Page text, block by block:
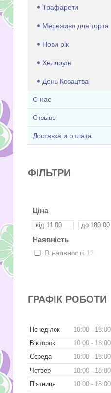
Трафарети
Мереживо для торта
Нови рік
Хеллоуїн
День Козацтва
О нас
Отзывы
Доставка и оплата
ФІЛЬТРИ
Ціна
Наявність
В наявності 12
ГРАФІК РОБОТИ
Понеділок 10:00
18:00
Вівторок
10:00
18:00
Середа
10:00
18:00
Четвер
10:00
18:00
Пʼятниця
10:00
18:00